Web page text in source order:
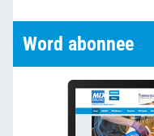
Word abonnee